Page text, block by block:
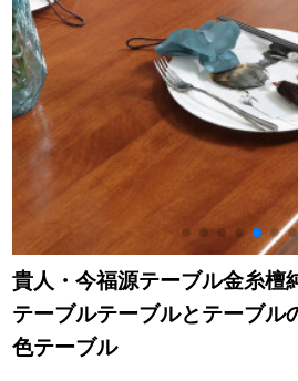
貴人・今福源テーブル金糸檀
テーブルテーブルとテーブル
色テーブル